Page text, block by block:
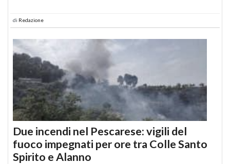
di Redazione
Due incendi nel Pescarese: vigili del
fuoco impegnati per ore tra Colle Santo
Spirito e Alanno